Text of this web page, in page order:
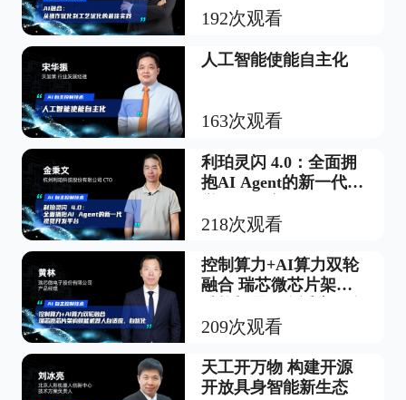
192次观看
人工智能使能自主化
163次观看
利珀灵闪 4.0：全面拥
抱AI Agent的新一代视
218次观看
控制算力+AI算力双轮
融合 瑞芯微芯片架构
优化
209次观看
天工开万物 构建开源
开放具身智能新生态